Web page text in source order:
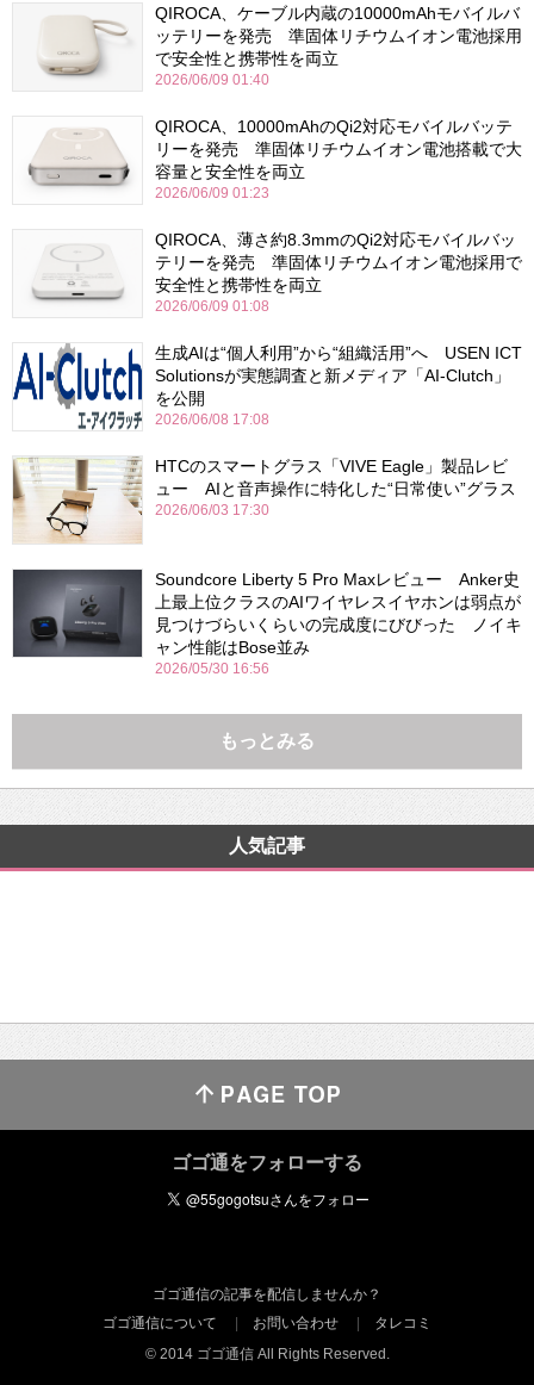
QIROCA、ケーブル内蔵の10000mAhモバイルバ
ッテリーを発売 準固体リチウムイオン電池採用
で安全性と携帯性を両立
2026/06/09 01:40
QIROCA、10000mAhのQi2対応モバイルバッテ
リーを発売 準固体リチウムイオン電池搭載で大
容量と安全性を両立
2026/06/09 01:23
QIROCA、薄さ約8.3mmのQi2対応モバイルバッ
テリーを発売 準固体リチウムイオン電池採用で
安全性と携帯性を両立
2026/06/09 01:08
生成AIは“個人利用”から“組織活用”へ USEN ICT
Solutionsが実態調査と新メディア「AI-Clutch」
を公開
2026/06/08 17:08
HTCのスマートグラス「VIVE Eagle」製品レビ
ュー AIと音声操作に特化した“日常使い”グラス
2026/06/03 17:30
Soundcore Liberty 5 Pro Maxレビュー Anker史
上最上位クラスのAIワイヤレスイヤホンは弱点が
見つけづらいくらいの完成度にびびった ノイキ
ャン性能はBose並み
2026/05/30 16:56
もっとみる
人気記事
ゴゴ通をフォローする
ゴゴ通信の記事を配信しませんか？
ゴゴ通信について
お問い合わせ
タレコミ
© 2014 ゴゴ通信 All Rights Reserved.